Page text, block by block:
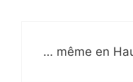
… même en